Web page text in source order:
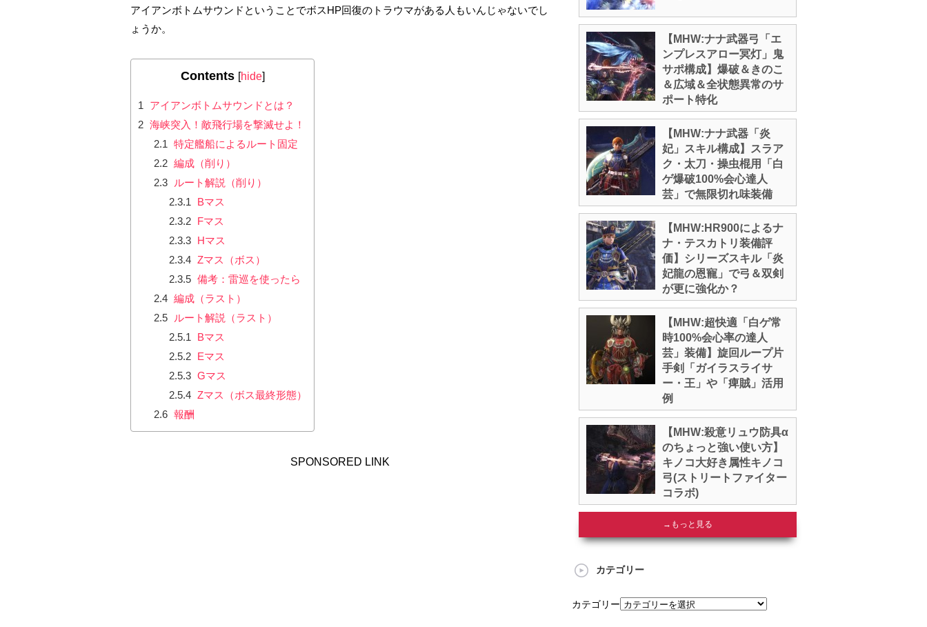
アイアンボトムサウンドということでボスHP回復のトラウマがある人もいんじゃないでし
ょうか。
Contents [hide]
1
アイアンボトムサウンドとは？
2 海峡突入！敵飛行場を撃滅せよ！
2.1 特定艦船によるルート固定
2.2 編成（削り）
2.3
ルート解説（削り）
2.3.1
Bマス
2.3.2 Fマス
2.3.3 Hマス
2.3.4 Zマス（ボス）
2.3.5 備考：雷巡を使ったら
2.4 編成（ラスト）
2.5
ルート解説（ラスト）
2.5.1
Bマス
2.5.2 Eマス
2.5.3 Gマス
2.5.4 Zマス（ボス最終形態）
2.6 報酬
SPONSORED LINK
【MHW:ナナ武器弓「エ
ンプレスアロー冥灯」鬼
サポ構成】爆破＆きのこ
＆広域＆全状態異常のサ
ポート特化
【MHW:ナナ武器「炎
妃」スキル構成】スラア
ク・太刀・操虫棍用「白
ゲ爆破100%会心達人
芸」で無限切れ味装備
【MHW:HR900によるナ
ナ・テスカトリ装備評
価】シリーズスキル「炎
妃龍の恩寵」で弓＆双剣
が更に強化か？
【MHW:超快適「白ゲ常
時100%会心率の達人
芸」装備】旋回ループ片
手剣「ガイラスライサ
ー・王」や「痺賊」活用
例
【MHW:殺意リュウ防具α
のちょっと強い使い方】
キノコ大好き属性キノコ
弓(ストリートファイター
コラボ)
→もっと見る
カテゴリー
カテゴリー